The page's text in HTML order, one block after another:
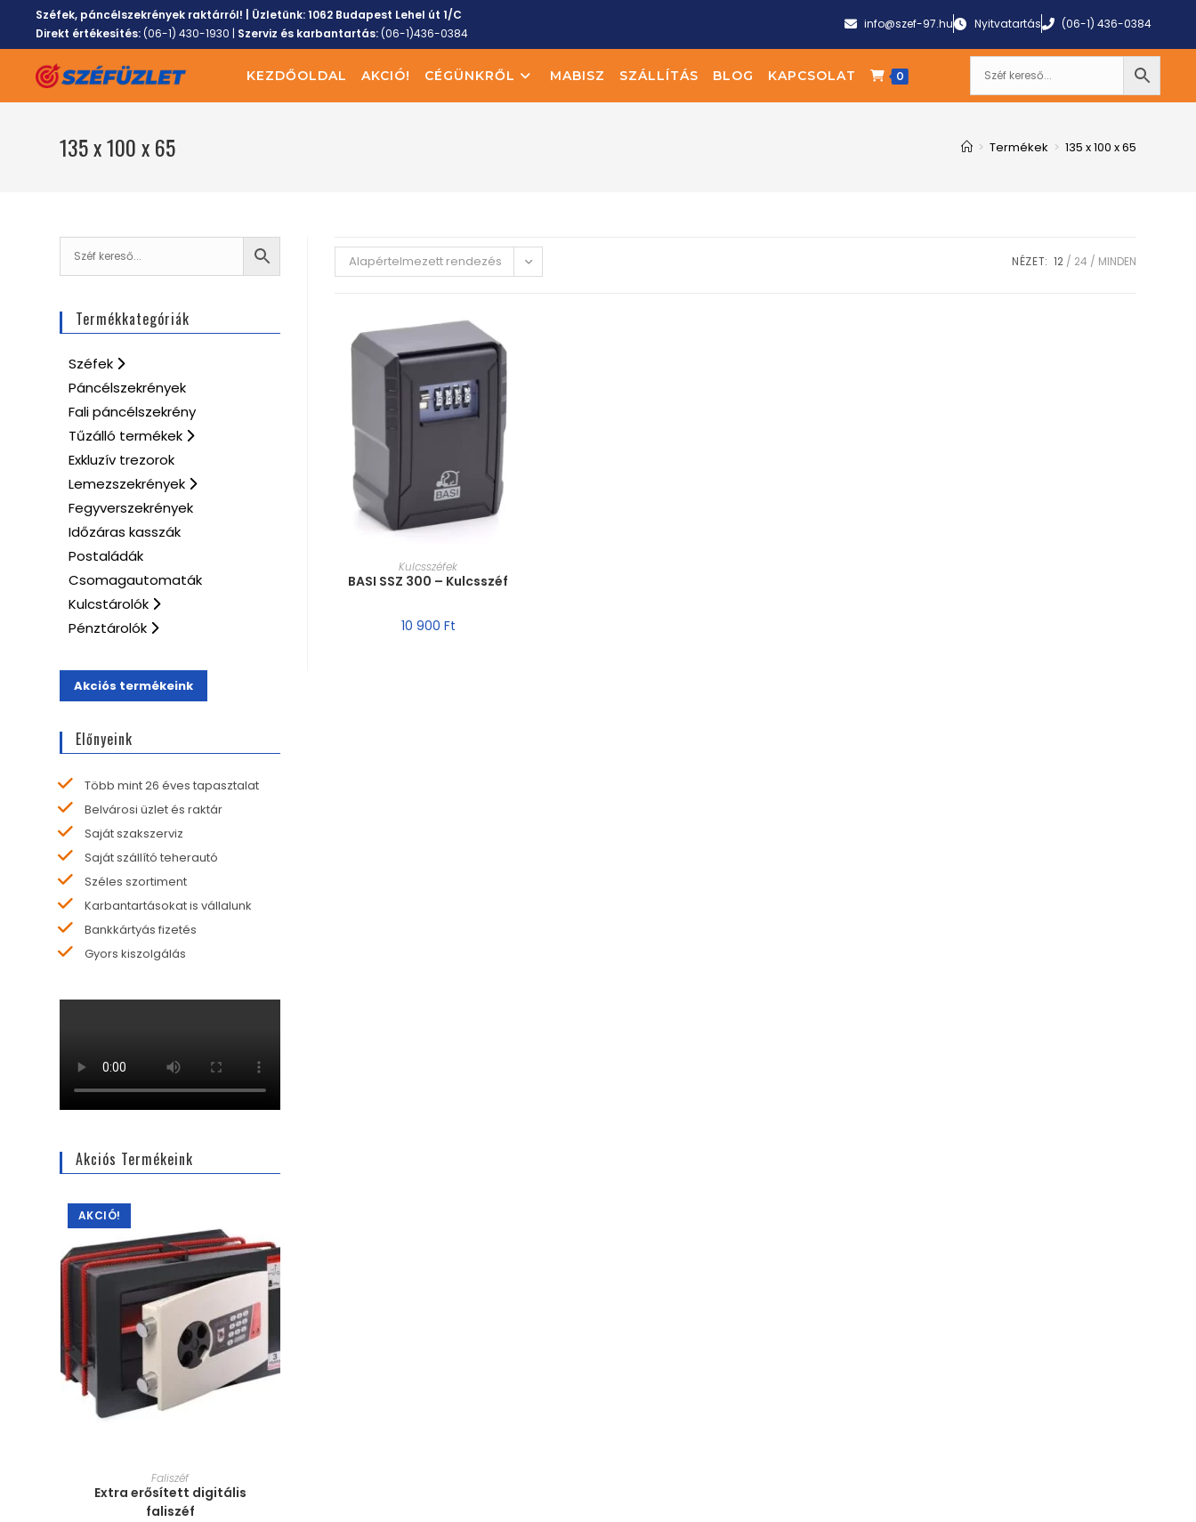
Széfek, páncélszekrények raktárról! | Üzletünk:1062 Budapest Lehel út 1/C
Direkt értékesítés:(06-1) 430-1930 | Szerviz és karbantartás:(06-1)436-0384
info@szef-97.hu Nyitvatartás (06-1) 436-0384
KEZDŐOLDAL AKCIÓ! CÉGÜNKRŐL MABISZ SZÁLLÍTÁS BLOG KAPCSOLAT 0
135 x 100 x 65 > Termékek > 135 x 100 x 65
Alapértelmezett rendezés NÉZET: 12 24 MINDEN
MÉRET VÁLASZTÁSA
Kulcsszéfek
BASI SSZ 300 – Kulcsszéf
10 900 Ft
Termékkategóriák
Széfek
Páncélszekrények
Fali páncélszekrény
Tűzálló termékek
Exkluzív trezorok
Lemezszekrények
Fegyverszekrények
Időzáras kasszák
Postaládák
Csomagautomaták
Kulcstárolók
Pénztárolók
Akciós termékeink
Előnyeink
Több mint 26 éves tapasztalat
Belvárosi üzlet és raktár
Saját szakszerviz
Saját szállító teherautó
Széles szortiment
Karbantartásokat is vállalunk
Bankkártyás fizetés
Gyors kiszolgálás
Akciós Termékeink
AKCIÓ!
MÉRET VÁLASZTÁSA
Faliszéf
Extra erősített digitális
faliszéf